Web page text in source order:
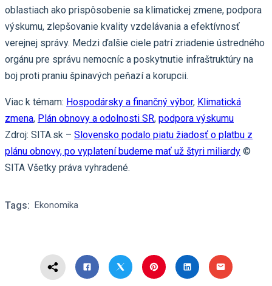
oblastiach ako prispôsobenie sa klimatickej zmene, podpora
výskumu, zlepšovanie kvality vzdelávania a efektívnosť
verejnej správy. Medzi ďalšie ciele patrí zriadenie ústredného
orgánu pre správu nemocníc a poskytnutie infraštruktúry na
boj proti praniu špinavých peňazí a korupcii.
Viac k témam: Hospodársky a finančný výbor, Klimatická
zmena, Plán obnovy a odolnosti SR, podpora výskumu
Zdroj: SITA.sk – Slovensko podalo piatu žiadosť o platbu z
plánu obnovy, po vyplatení budeme mať už štyri miliardy ©
SITA Všetky práva vyhradené.
Tags: Ekonomika